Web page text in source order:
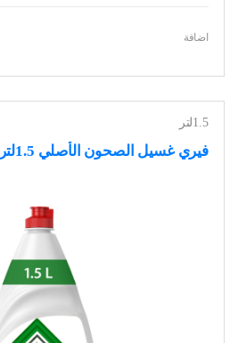
اضافة
1.5لتر
فيري غسيل الصحون الأصلي 1.5لتر